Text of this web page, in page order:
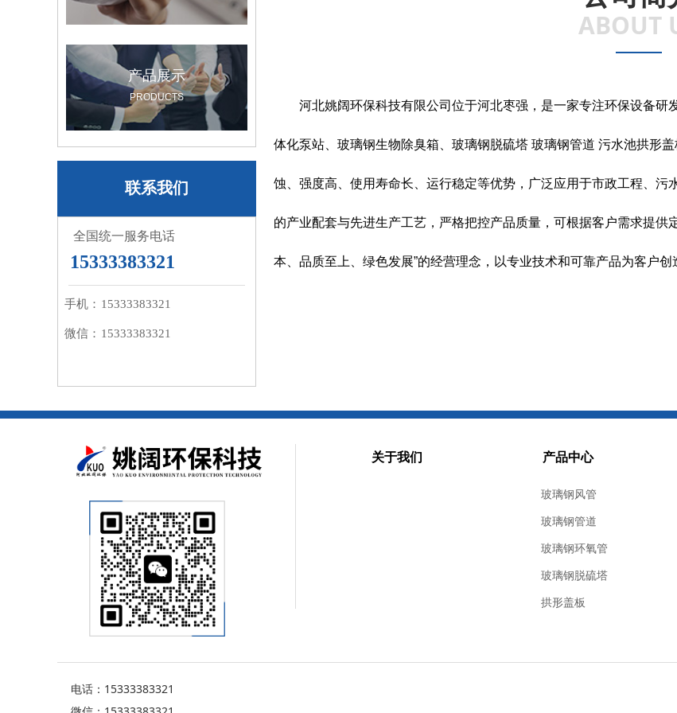
产品展示
PRODUCTS
联系我们
全国统一服务电话
15333383321
手机： 15333383321
微信： 15333383321
ABOUT
河北姚阔环保科技有限公司位于河北枣强，是一家专注环保设备研
体化泵站、玻璃钢生物除臭箱、玻璃钢脱硫塔 玻璃钢管道 污水池拱形
蚀、强度高、使用寿命长、运行稳定等优势，广泛应用于市政工程、
的产业配套与先进生产工艺，严格把控产品质量，可根据客户需求提供
本、品质至上、绿色发展”的经营理念，以专业技术和可靠产品为客户
关于我们 产品中心
玻璃钢风管
玻璃钢管道
玻璃钢环氧管
玻璃钢脱硫塔
拱形盖板
电话：15333383321